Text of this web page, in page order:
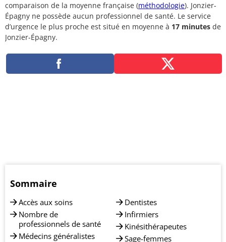
comparaison de la moyenne française (méthodologie). Jonzier-
Épagny ne possède aucun professionnel de santé. Le service
d’urgence le plus proche est situé en moyenne à 17 minutes de
Jonzier-Épagny.
Sommaire
Accès aux soins
Nombre de
professionnels de santé
Médecins généralistes
Dentistes
Infirmiers
Kinésithérapeutes
Sage-femmes